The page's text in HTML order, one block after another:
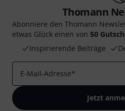
Thomann
Abonniere den Thomann
etwas Glück einen von 50
Inspirierende Beiträge
E-Mail-Adresse*
Jetzt